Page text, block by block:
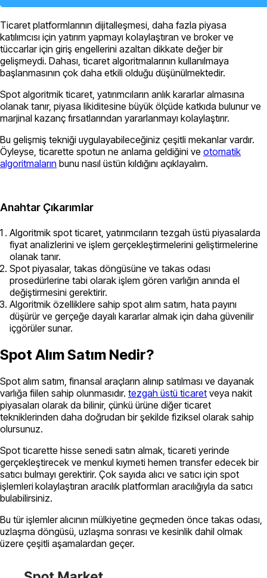
Ticaret platformlarının dijitalleşmesi, daha fazla piyasa
katılımcısı için yatırım yapmayı kolaylaştıran ve broker ve
tüccarlar için giriş engellerini azaltan dikkate değer bir
gelişmeydi. Dahası, ticaret algoritmalarının kullanılmaya
başlanmasının çok daha etkili olduğu düşünülmektedir.
Spot algoritmik ticaret, yatırımcıların anlık kararlar almasına
olanak tanır, piyasa likiditesine büyük ölçüde katkıda bulunur ve
marjinal kazanç fırsatlarından yararlanmayı kolaylaştırır.
Bu gelişmiş tekniği uygulayabileceğiniz çeşitli mekanlar vardır.
Öyleyse, ticarette spotun ne anlama geldiğini ve otomatik
algoritmaların bunu nasıl üstün kıldığını açıklayalım.
Anahtar Çıkarımlar
Algoritmik spot ticaret, yatırımcıların tezgah üstü piyasalarda
fiyat analizlerini ve işlem gerçekleştirmelerini geliştirmelerine
olanak tanır.
Spot piyasalar, takas döngüsüne ve takas odası
prosedürlerine tabi olarak işlem gören varlığın anında el
değiştirmesini gerektirir.
Algoritmik özelliklere sahip spot alım satım, hata payını
düşürür ve gerçeğe dayalı kararlar almak için daha güvenilir
içgörüler sunar.
Spot Alım Satım Nedir?
Spot alım satım, finansal araçların alınıp satılması ve dayanak
varlığa fiilen sahip olunmasıdır. tezgah üstü ticaret veya nakit
piyasaları olarak da bilinir, çünkü ürüne diğer ticaret
tekniklerinden daha doğrudan bir şekilde fiziksel olarak sahip
olursunuz.
Spot ticarette hisse senedi satın almak, ticareti yerinde
gerçekleştirecek ve menkul kıymeti hemen transfer edecek bir
satıcı bulmayı gerektirir. Çok sayıda alıcı ve satıcı için spot
işlemleri kolaylaştıran aracılık platformları aracılığıyla da satıcı
bulabilirsiniz.
Bu tür işlemleralıcının mülkiyetine geçmeden önce takas odası,
uzlaşma döngüsü, uzlaşma sonrası ve kesinlik dahil olmak
üzere çeşitli aşamalardan geçer.